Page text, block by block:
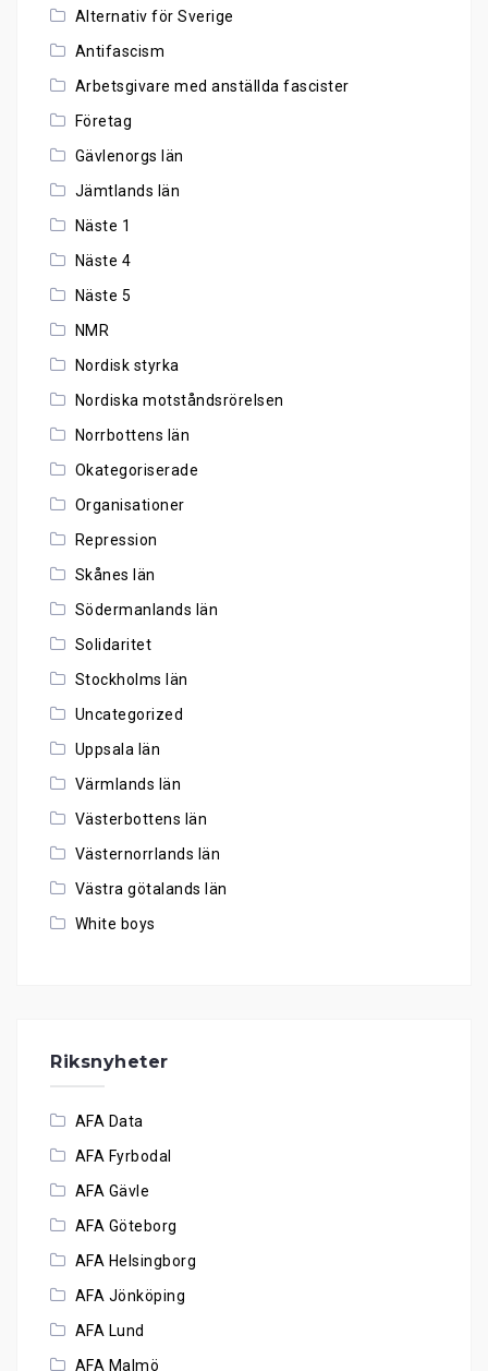
Alternativ för Sverige
Antifascism
Arbetsgivare med anställda fascister
Företag
Gävlenorgs län
Jämtlands län
Näste 1
Näste 4
Näste 5
NMR
Nordisk styrka
Nordiska motståndsrörelsen
Norrbottens län
Okategoriserade
Organisationer
Repression
Skånes län
Södermanlands län
Solidaritet
Stockholms län
Uncategorized
Uppsala län
Värmlands län
Västerbottens län
Västernorrlands län
Västra götalands län
White boys
Riksnyheter
AFA Data
AFA Fyrbodal
AFA Gävle
AFA Göteborg
AFA Helsingborg
AFA Jönköping
AFA Lund
AFA Malmö